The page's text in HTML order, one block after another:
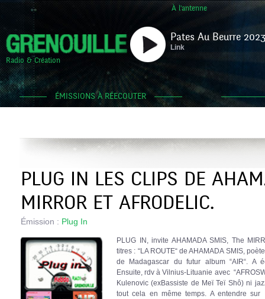
À l'antenne
Radio & Création
Pates Au Beurre
Link
ÉMISSIONS À RÉECOUTER
PLUG IN LES CLIPS DE
MIRROR ET AFRODELIC.
Émission : Plug In
PLUG IN, invite AHAMADA SMIS, The
titres : “LA ROUTE“ de AHAMADA SMIS,
de Madagascar du futur album “AIR“. A
Ensuite, rdv à Vilnius-Lituanie avec
Kulenovic (exBassiste de Meï Teï Shô) ni
tout cela en même temps. A entendre